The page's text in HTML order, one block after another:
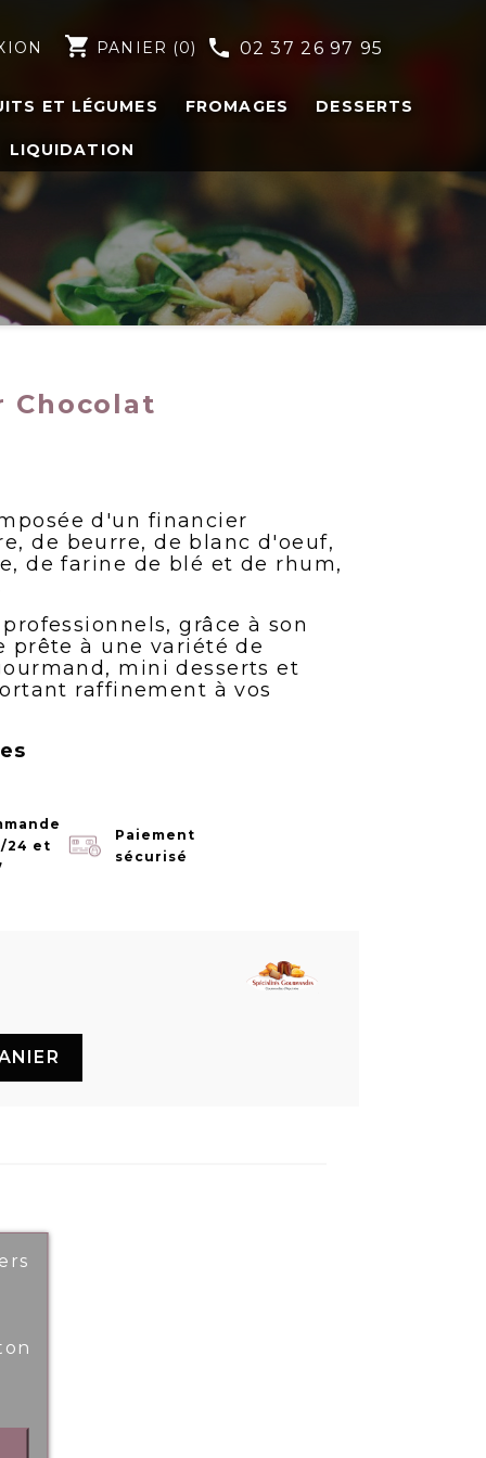
shopping_cart PANIER (0) phone 02 37 26 97 95
ET LÉGUMES FROMAGES DESSERTS
LIQUIDATION
Chocolat
d'un financier
de beurre, de blanc d'oeuf,
de farine de blé et de rhum,
grâce à son
prête à une variété de
mini desserts et
raffinement à vos
24 et
Paiement
sécurisé